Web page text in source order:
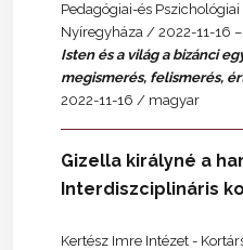
Pedagógiai-és
Nyíregyháza / 2022-11-16
Isten és a világ a bizánci
megismerés, felismerés,
2022-11-16 / magyar
Gizella királyné a
Interdiszciplináris
Kertész Imre Intézet -